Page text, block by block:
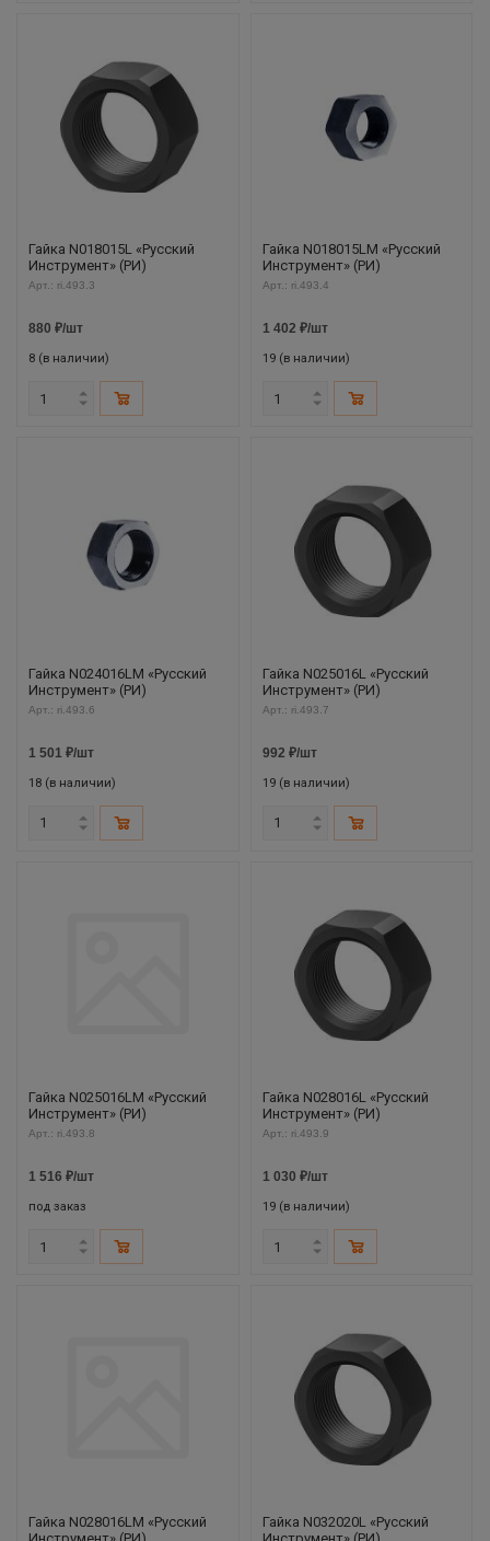
Гайка N018015L «Русский
Инструмент» (РИ)
Арт.: ri.493.3
880 ₽/шт
8 (в наличии)
Гайка N018015LM «Русский
Инструмент» (РИ)
Арт.: ri.493.4
1 402 ₽/шт
19 (в наличии)
Гайка N024016LM «Русский
Инструмент» (РИ)
Арт.: ri.493.6
1 501 ₽/шт
18 (в наличии)
Гайка N025016L «Русский
Инструмент» (РИ)
Арт.: ri.493.7
992 ₽/шт
19 (в наличии)
Гайка N025016LM «Русский
Инструмент» (РИ)
Арт.: ri.493.8
1 516 ₽/шт
под заказ
Гайка N028016L «Русский
Инструмент» (РИ)
Арт.: ri.493.9
1 030 ₽/шт
19 (в наличии)
Гайка N028016LM «Русский
Инструмент» (РИ)
Гайка N032020L «Русский
Инструмент» (РИ)